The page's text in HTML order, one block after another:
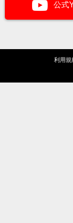
公式
利用規